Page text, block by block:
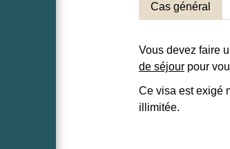
Cas général
Vous devez faire
de séjourpour
Ce visa est exigé
illimitée.